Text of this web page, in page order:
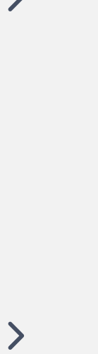
Livre | Presencial